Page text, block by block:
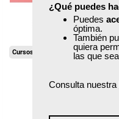
¿Qué puedes
Puedes
óptima.
También
quiera
las que
Consulta nuestra
Compra segura
Cursos Femxa
buscadores